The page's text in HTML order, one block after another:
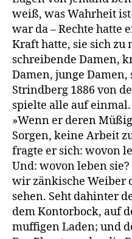
weiß, was Wahrheit
war da – Rechte hatte
Kraft hatte, sie sich zu
schreibende Damen,
Damen, junge Damen,
Strindberg 1886 von
spielte alle auf
»Wenn er deren
Sorgen, keine Arbeit
fragte er sich: wovon
Und: wovon leben
wir zänkische Weiber
sehen. Seht dahinter
dem Kontorbock, auf
muffigen Laden; und